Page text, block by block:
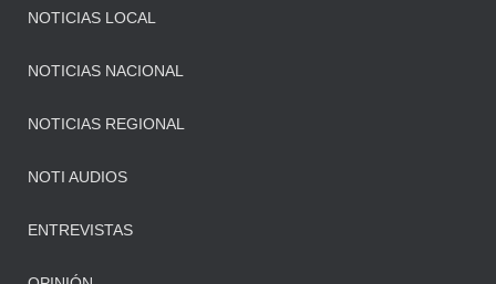
NOTICIAS LOCAL
NOTICIAS NACIONAL
NOTICIAS REGIONAL
NOTI AUDIOS
ENTREVISTAS